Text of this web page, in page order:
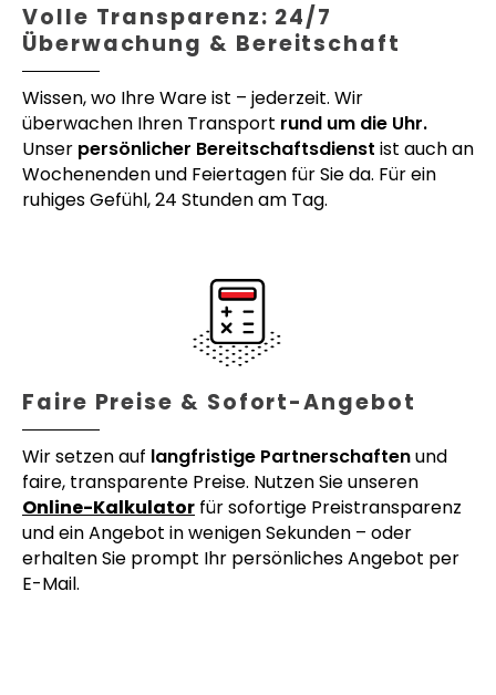
Volle Transparenz: 24/7
Überwachung & Bereitschaft
Wissen, wo Ihre Ware ist – jederzeit. Wir
überwachen Ihren Transport rund um die Uhr.
Unser persönlicher Bereitschaftsdienst ist auch an
Wochenenden und Feiertagen für Sie da. Für ein
ruhiges Gefühl, 24 Stunden am Tag.
Faire Preise & Sofort-Angebot
Wir setzen auf langfristige Partnerschaftenund
faire, transparente Preise. Nutzen Sie unseren
Online-Kalkulator für sofortige Preistransparenz
und ein Angebot in wenigen Sekunden – oder
erhalten Sie prompt Ihr persönliches Angebot per
E-Mail.